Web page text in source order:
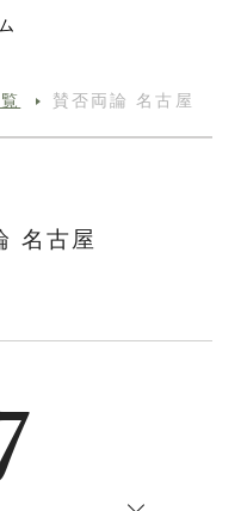
ム
賛否両論 名古屋
名古屋